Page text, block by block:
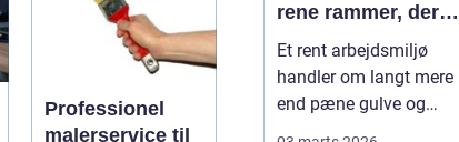
Professionel
malerservice til
rene rammer, der
kan mærkes på
bundlinjen
Et rent arbejdsmiljø
handler om langt mere
end pæne gulve og